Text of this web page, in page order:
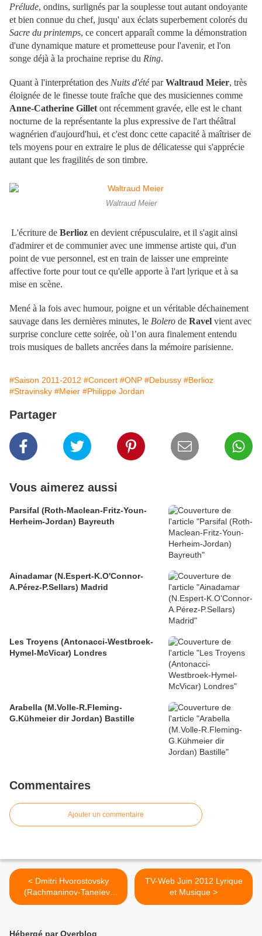
Prélude, ondins, surlignés par la souplesse tout autant ondoyante
et bien connue du chef, jusqu' aux éclats superbement colorés du
Sacre du printemps, ce concert apparaît comme la démonstration
d'une dynamique mature et prometteuse pour l'avenir, et l'on
songe déjà à la prochaine reprise du Ring.
Quant à l'interprétation des Nuits d'étéparWaltraud Meier, très
éloignée de le finesse toute fraîche que des musiciennes comme
Anne-Catherine Gillet ont récemment gravée, elle est le chant
nocturne de la représentante la plus expressive de l'art théâtral
wagnérien d'aujourd'hui, et c'est donc cette capacité à maîtriser de
tels moyens pour en extraire le plus de délicatesse qui s'apprécie
autant que les fragilités de son timbre.
Waltraud Meier
L'écriture de Berlioz en devient crépusculaire, et il s'agit ainsi
d'admirer et de communier avec une immense artiste qui, d'un
point de vue personnel, est en train de laisser une empreinte
affective forte pour tout ce qu'elle apporte à l'art lyrique et à sa
mise en scène.
Mené à la fois avec humour, poigne et un véritable déchainement
sauvage dans les dernières minutes, le Bolero de Ravel vient avec
surprise conclure cette soirée, où l’on aura finalement entendu
trois musiques de ballets ancrées dans la mémoire parisienne.
#Saison 2011-2012 #Concert #ONP #Debussy #Berlioz
#Stravinsky #Meier #Philippe Jordan
Partager
Vous aimerez aussi
Parsifal (Roth-Maclean-Fritz-Youn-
Herheim-Jordan) Bayreuth
Ainadamar (N.Espert-K.O'Connor-
A.Pérez-P.Sellars) Madrid
Les Troyens (Antonacci-Westbroek-
Hymel-McVicar) Londres
Arabella (M.Volle-R.Fleming-
G.Kühmeier dir Jordan) Bastille
Commentaires
Ajouter un commentaire
< Dmitri Hvorostovsky
(Rachmaninov-Taneïev-
Liszt..) Châtelet
TV-Web Juin 2012 Lyrique
et Musique >
Hébergé par Overblog